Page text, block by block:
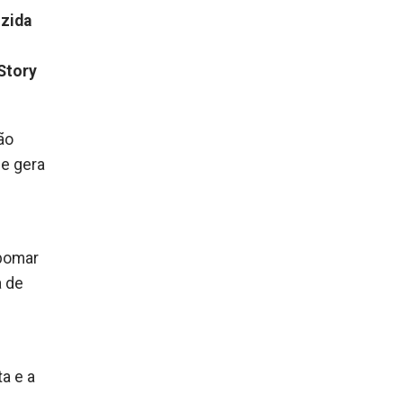
gera
de
e a